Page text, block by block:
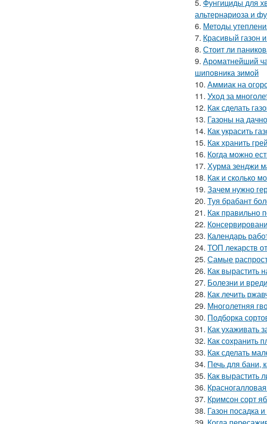
5. Фунгициды для
альтернариоза и
6. Методы
7. Красивый газон
8. Стоит ли
9. Ароматнейший
шиповника зимой
10. Аммиак на
11. Уход за
12. Как сделать
13. Газоны на
14. Как украсить
15. Как хранить
16. Когда можно
17. Хурма зенджи
18. Как и сколько
19. Зачем нужно
20. Туя брабант
21. Как правильно
22.
23. Календарь
24. ТОП лекарств
25. Самые
26. Как вырастить
27. Болезни и
28. Как лечить
29. Многолетняя
30. Подборка
31. Как ухаживать
32. Как сохранить
33. Как сделать
34. Печь для бани,
35. Как вырастить
36.
37. Кримсон сорт
38. Газон посадка